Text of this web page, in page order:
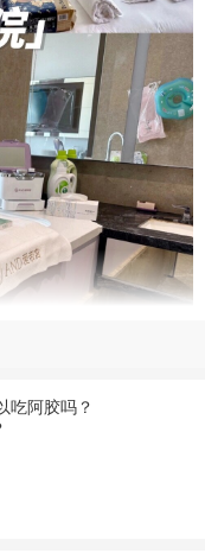
边配套设施完善。
标准单间到豪华套房
合自己的居住空间。
吃阿胶吗？